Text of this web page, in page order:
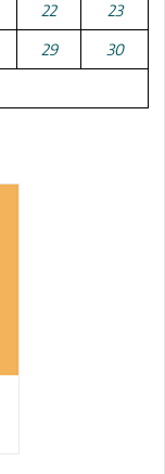
22 23
29 30